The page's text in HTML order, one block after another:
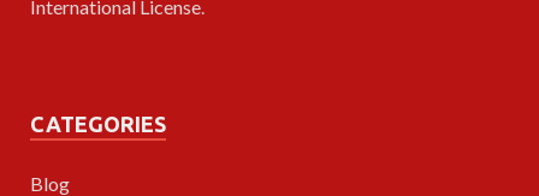
International License.
CATEGORIES
Blog